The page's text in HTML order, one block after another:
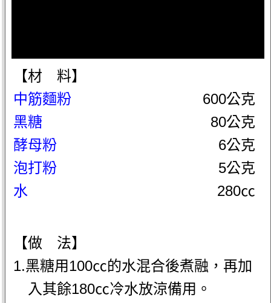
【材 料】
中筋麵粉
600公克
黑糖
80公克
酵母粉
6公克
泡打粉
5公克
水
280㏄
【做 法】
1.黑糖用100㏄的水混合後煮融，再加
入其餘180㏄冷水放涼備用。